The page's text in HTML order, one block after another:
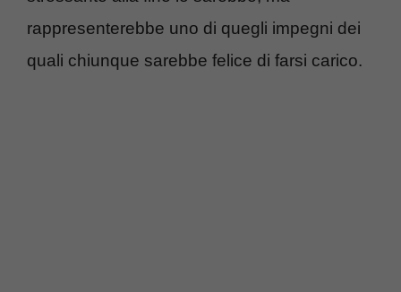
rappresenterebbe uno di quegli impegni dei
quali chiunque sarebbe felice di farsi carico.